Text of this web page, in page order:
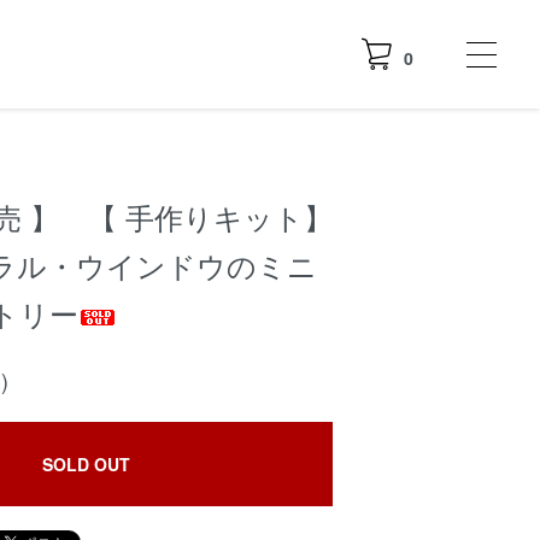
0
】 【 手作りキット】
ル・ウインドウのミニ
リー
SOLD OUT